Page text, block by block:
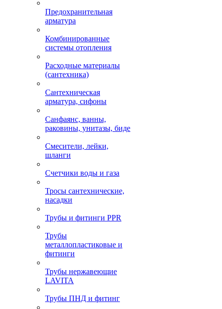
Предохранительная
арматура
Комбинированные
системы отопления
Расходные материалы
(сантехника)
Сантехническая
арматура, сифоны
Санфаянс, ванны,
раковины, унитазы, биде
Смесители, лейки,
шланги
Счетчики воды и газа
Тросы сантехнические,
насадки
Трубы и фитинги PPR
Трубы
металлопластиковые и
фитинги
Трубы нержавеющие
LAVITA
Трубы ПНД и фитинг